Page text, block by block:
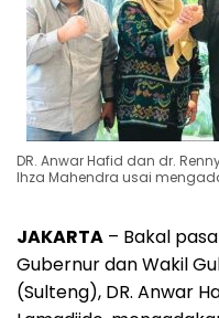
DR. Anwar Hafid dan dr.
Ihza Mahendra usai
JAKARTA – Bakal
Gubernur dan Wakil
(Sulteng), DR. Anwar